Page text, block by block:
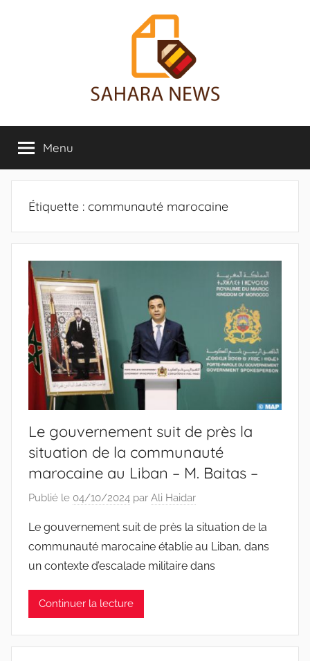
Sahara
News
sur
le
Sahara
révélée
Menu
Étiquette : communauté marocaine
Le gouvernement suit de près la
situation de la communauté
marocaine au Liban – M. Baitas –
Publié le 04/10/2024 par Ali Haidar
Le gouvernement suit de près la situation de la
communauté marocaine établie au Liban, dans
un contexte d’escalade militaire dans
Continuer la lecture